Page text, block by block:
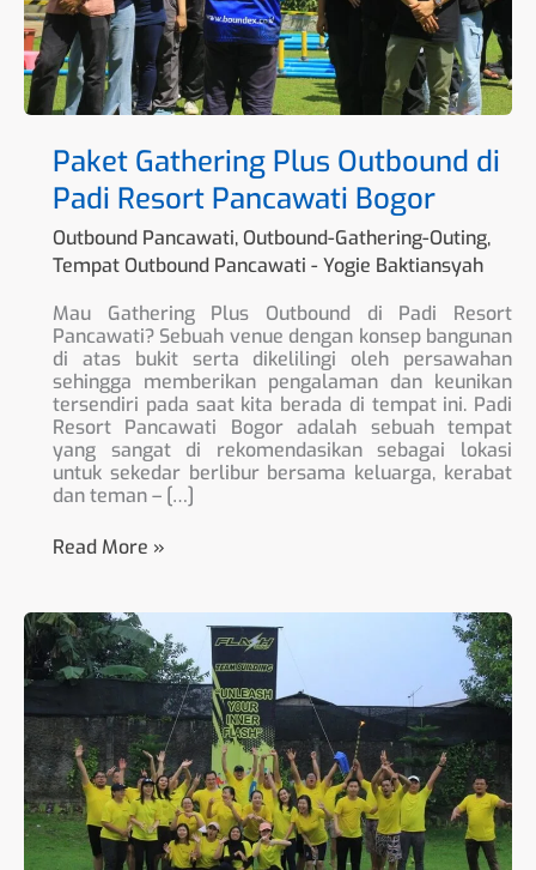
Paket Gathering Plus Outbound di
Padi Resort Pancawati Bogor
Outbound Pancawati, Outbound-Gathering-Outing,
Tempat Outbound Pancawati -Yogie Baktiansyah
Mau Gathering Plus Outbound di Padi Resort
Pancawati? Sebuah venue dengan konsep bangunan
di atas bukit serta dikelilingi oleh persawahan
sehingga memberikan pengalaman dan keunikan
tersendiri pada saat kita berada di tempat ini. Padi
Resort Pancawati Bogor adalah sebuah tempat
yang sangat di rekomendasikan sebagai lokasi
untuk sekedar berlibur bersama keluarga, kerabat
dan teman – […]
Read More »
Tjapoeng
Resort
Dan
Paket
Gathering
Plus
Outbound
di
Pancawati